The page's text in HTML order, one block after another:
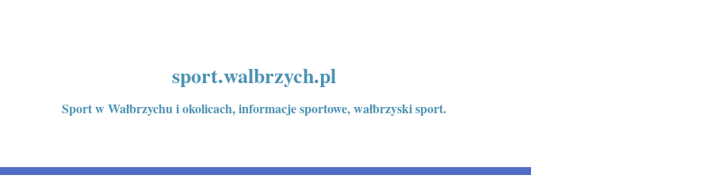
sport.walbrzych.pl
Sport w Wałbrzychu i okolicach, informacje sportowe, wałbrzyski sport.